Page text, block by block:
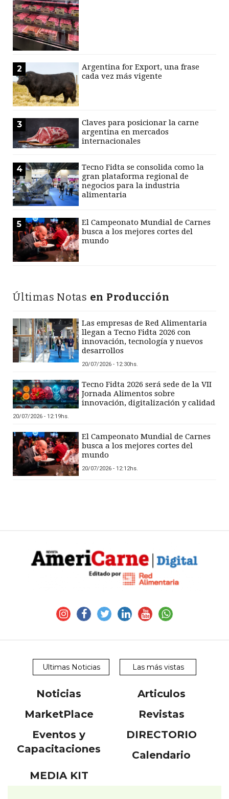
2
Argentina for Export, una frase
cada vez más vigente
3
Claves para posicionar la carne
argentina en mercados
internacionales
4
Tecno Fidta se consolida como la
gran plataforma regional de
negocios para la industria
alimentaria
5
El Campeonato Mundial de Carnes
busca a los mejores cortes del
mundo
Últimas Notas en Producción
Las empresas de Red Alimentaria
llegan a Tecno Fidta 2026 con
innovación, tecnología y nuevos
desarrollos
20/07/2026 - 12:30hs.
Tecno Fidta 2026 será sede de la VII
Jornada Alimentos sobre
innovación, digitalización y calidad
20/07/2026 - 12:19hs.
El Campeonato Mundial de Carnes
busca a los mejores cortes del
mundo
20/07/2026 - 12:12hs.
Ultimas Noticias Las más vistas
Noticias
Articulos
MarketPlace
Revistas
Eventos y
Capacitaciones
DIRECTORIO
Calendario
MEDIA KIT